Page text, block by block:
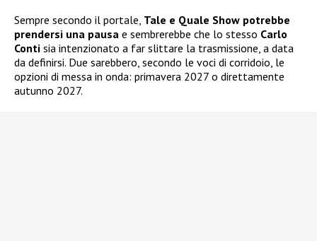
Sempre secondo il portale, Tale e Quale Show potrebbe
prendersi una pausa e sembrerebbe che lo stesso Carlo
Conti sia intenzionato a far slittare la trasmissione, a data
da definirsi. Due sarebbero, secondo le voci di corridoio, le
opzioni di messa in onda: primavera 2027 o direttamente
autunno 2027.